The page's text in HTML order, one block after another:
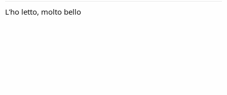
L'ho letto, molto bello